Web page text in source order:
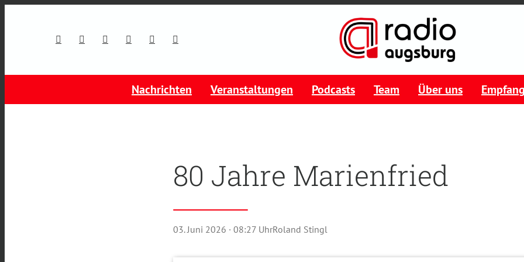
Nachrichten Veranstaltungen Podcasts Team Über uns Empfang
80 Jahre Marienfried
03. Juni 2026 · 08:27 UhrRoland Stingl